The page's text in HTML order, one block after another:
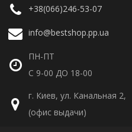
+38(066)246-53-07
info@bestshop.pp.ua
ПН-ПТ
С 9-00 ДО 18-00
г. Киев, ул. Канальная 2,
(офис выдачи)